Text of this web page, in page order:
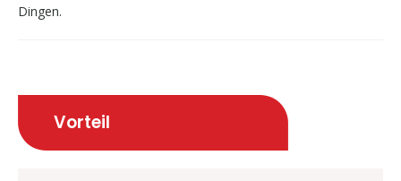
Dingen.
Vorteil